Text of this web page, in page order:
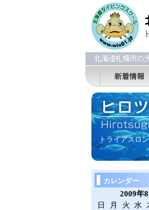
トライアスロ
カレンダー
2009年8
日
月 火 水